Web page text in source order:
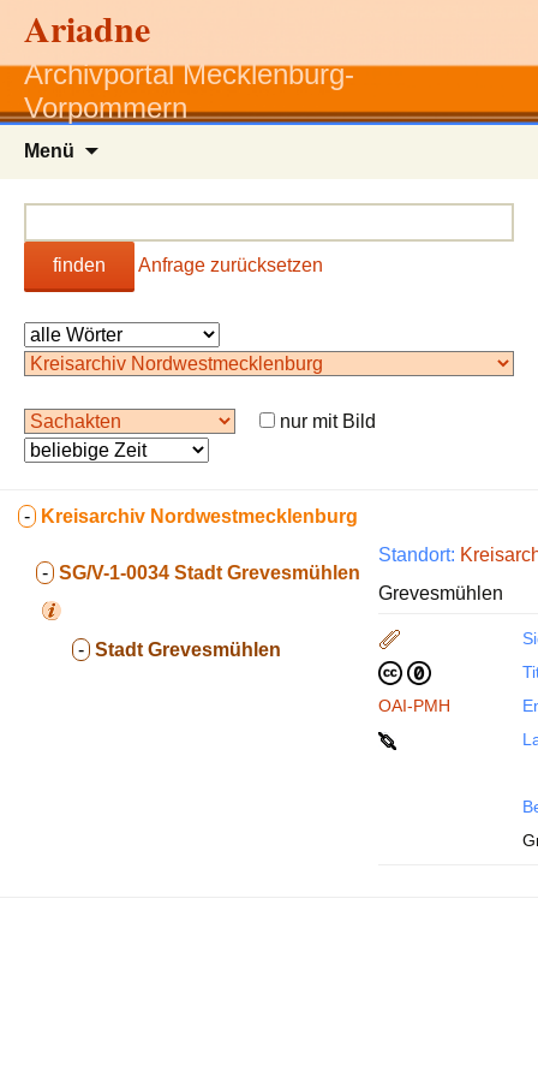
Ariadne
Archivportal Mecklenburg-
Vorpommern
Menü
finden Anfrage zurücksetzen
nur mit Bild
- Kreisarchiv Nordwestmecklenburg
- SG/V-1-0034 Stadt Grevesmühlen
- Stadt Grevesmühlen
Standort:
Grevesmühlen
OAI-PMH